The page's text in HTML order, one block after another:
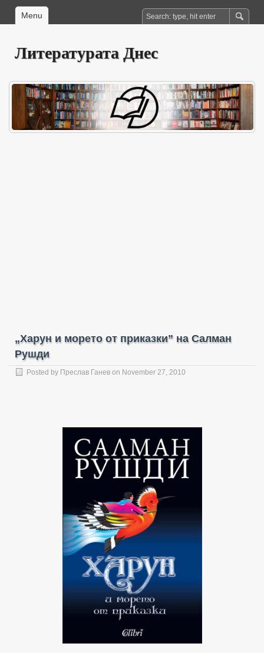
Menu
Литературата Днес
„Харун и морето от приказки” на Салман
Рушди
Posted by Преслав Ганев on November 27, 2010